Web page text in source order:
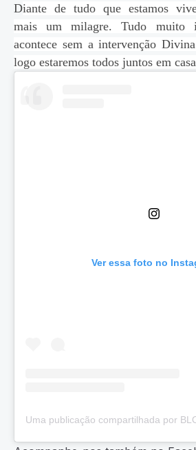
Diante de tudo que estamos
mais um milagre. Tudo muito
acontece sem a intervenção
logo estaremos todos juntos em
Ver essa foto no